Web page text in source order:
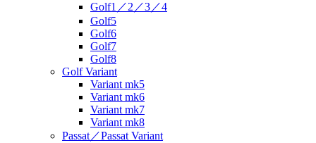
Golf1／2／3／4
Golf5
Golf6
Golf7
Golf8
Golf Variant
Variant mk5
Variant mk6
Variant mk7
Variant mk8
Passat／Passat Variant